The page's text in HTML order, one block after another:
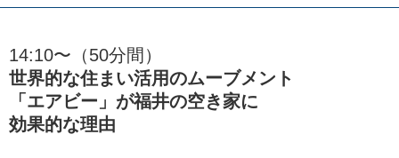
14:10〜（50分間）
世界的な住まい活用のムーブメント
「エアビー」が福井の空き家に
効果的な理由